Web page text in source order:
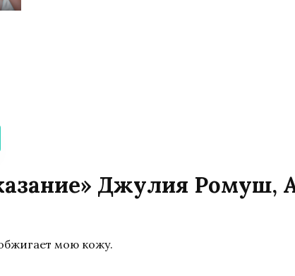
Джулия Ромуш,
мою кожу.